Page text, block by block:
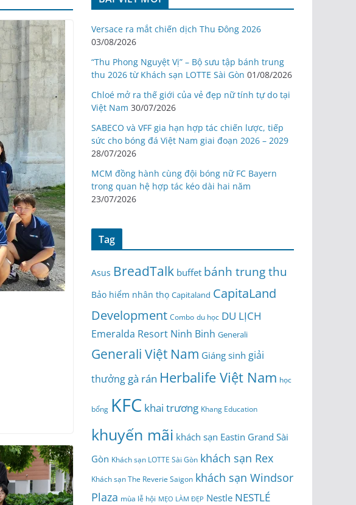
Versace ra mắt chiến dịch Thu Đông 2026
03/08/2026
“Thu Phong Nguyệt Vị” – Bộ sưu tập bánh trung
thu 2026 từ Khách sạn LOTTE Sài Gòn 01/08/2026
Chloé mở ra thế giới của vẻ đẹp nữ tính tự do tại
Việt Nam 30/07/2026
SABECO và VFF gia hạn hợp tác chiến lược, tiếp
sức cho bóng đá Việt Nam giai đoạn 2026 – 2029
28/07/2026
MCM đồng hành cùng đội bóng nữ FC Bayern
trong quan hệ hợp tác kéo dài hai năm
23/07/2026
Tag
Asus BreadTalk buffet bánh trung thu
Bảo hiểm nhân thọ Capitaland CapitaLand
Development Combo du học DU LỊCH
Emeralda Resort Ninh Binh Generali
Generali Việt Nam Giáng sinh giải
thưởng gà rán Herbalife Việt Nam học
bổng KFC khai trương Khang Education
khuyến mãi khách sạn Eastin Grand Sài
Gòn Khách sạn LOTTE Sài Gòn khách sạn Rex
Khách sạn The Reverie Saigon khách sạn Windsor
Plaza mùa lễ hội MẸO LÀM ĐẸP Nestle NESTLÉ